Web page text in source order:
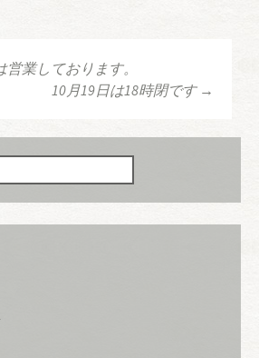
ビゲーショ
業しております。
10月19日は18時閉です →